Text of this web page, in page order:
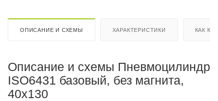
ОПИСАНИЕ И СХЕМЫ ХАРАКТЕРИСТИКИ КАК
Описание и схемы Пневмоцилиндр
ISO6431 базовый, без магнита,
40x130